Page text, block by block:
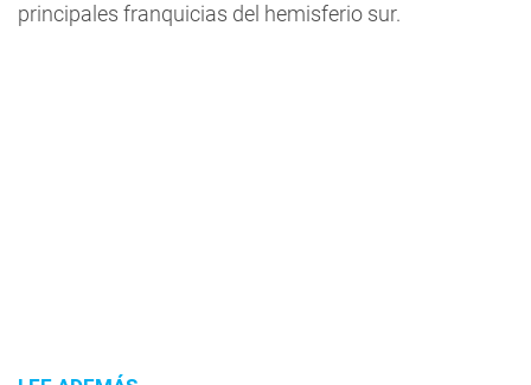
principales franquicias del hemisferio sur.